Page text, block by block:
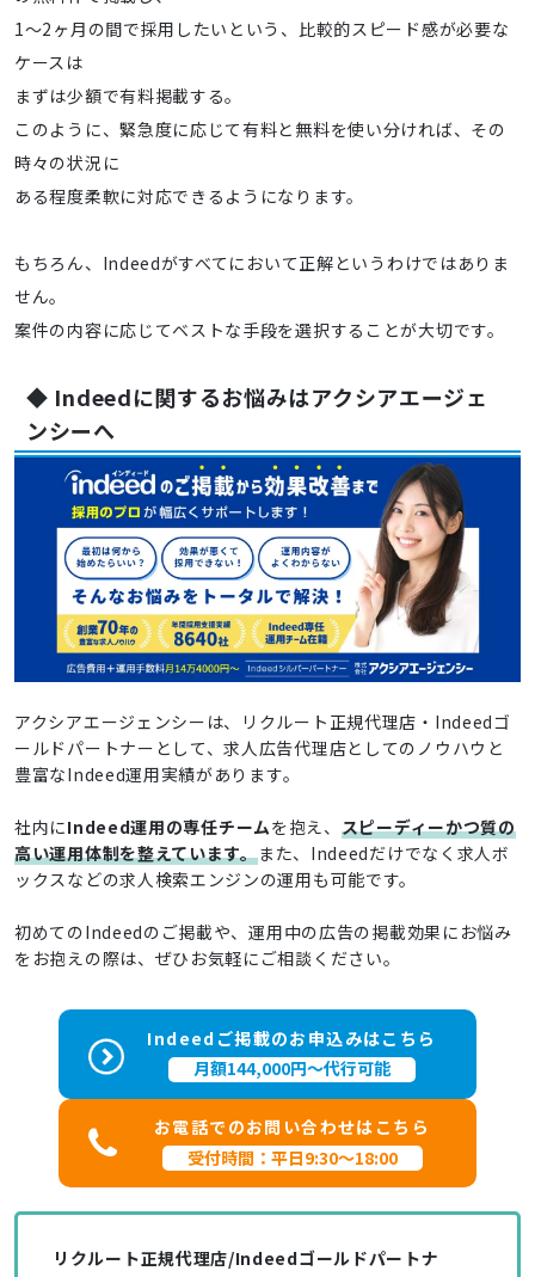
1～2ヶ月の間で採用したいという、比較的スピード感が必要な
ケースは
まずは少額で有料掲載する。
このように、緊急度に応じて有料と無料を使い分ければ、その
時々の状況に
ある程度柔軟に対応できるようになります。
もちろん、Indeedがすべてにおいて正解というわけではありま
せん。
案件の内容に応じてベストな手段を選択することが大切です。
◆ Indeedに関するお悩みはアクシアエージェ
ンシーへ
アクシアエージェンシーは、リクルート正規代理店・Indeedゴ
ールドパートナーとして、求人広告代理店としてのノウハウと
豊富なIndeed運用実績があります。
社内にIndeed運用の専任チームを抱え、 スピーディーかつ質の
高い運用体制を整えています。また、Indeedだけでなく求人ボ
ックスなどの求人検索エンジンの運用も可能です。
初めてのIndeedのご掲載や、運用中の広告の掲載効果にお悩み
をお抱えの際は、ぜひお気軽にご相談ください。
Indeedご掲載のお申込みはこちら
月額144,000円～代行可能
お電話でのお問い合わせはこちら
受付時間：平日9:30～18:00
リクルート正規代理店/Indeedゴールドパートナ